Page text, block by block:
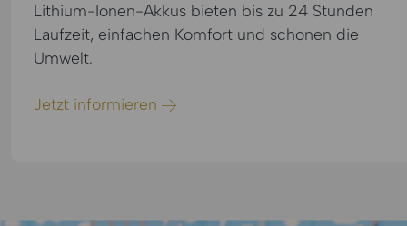
Lithium-Ionen-Akkus bieten bis zu 24 Stunden
Laufzeit, einfachen Komfort und schonen die
Umwelt.
Jetzt informieren